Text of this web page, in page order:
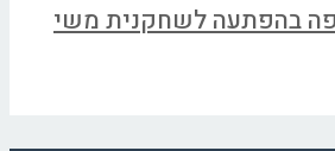
בהפתעה לשחקנית משי